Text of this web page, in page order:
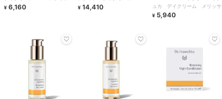
¥ 6,160
¥ 14,410
ュカ デイクリーム メリッサ
¥ 5,940